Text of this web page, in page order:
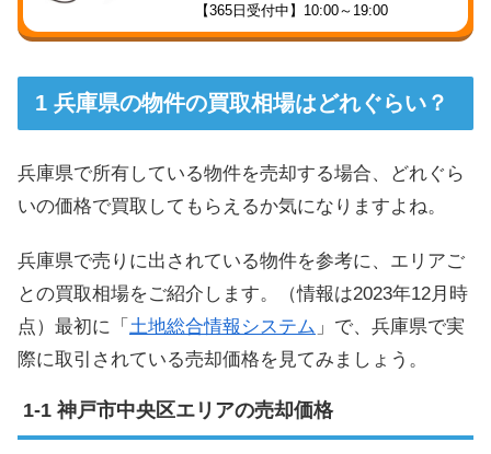
【365日受付中】10:00～19:00
兵庫県の物件の買取相場はどれぐらい？
兵庫県で所有している物件を売却する場合、どれぐら
いの価格で買取してもらえるか気になりますよね。
兵庫県で売りに出されている物件を参考に、エリアご
との買取相場をご紹介します。（情報は2023年12月時
点）最初に「 土地総合情報システム 」で、兵庫県で実
際に取引されている売却価格を見てみましょう。
神戸市中央区エリアの売却価格